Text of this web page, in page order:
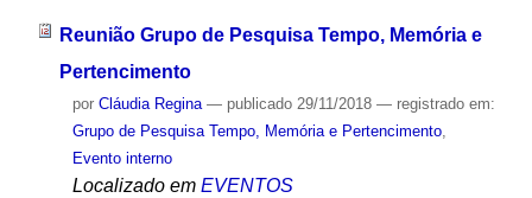
Reunião Grupo de Pesquisa Tempo, Memória e
Pertencimento
por Cláudia Regina — publicado29/11/2018 — registrado em:
Grupo de Pesquisa Tempo, Memória e Pertencimento,
Evento interno
Localizado em EVENTOS